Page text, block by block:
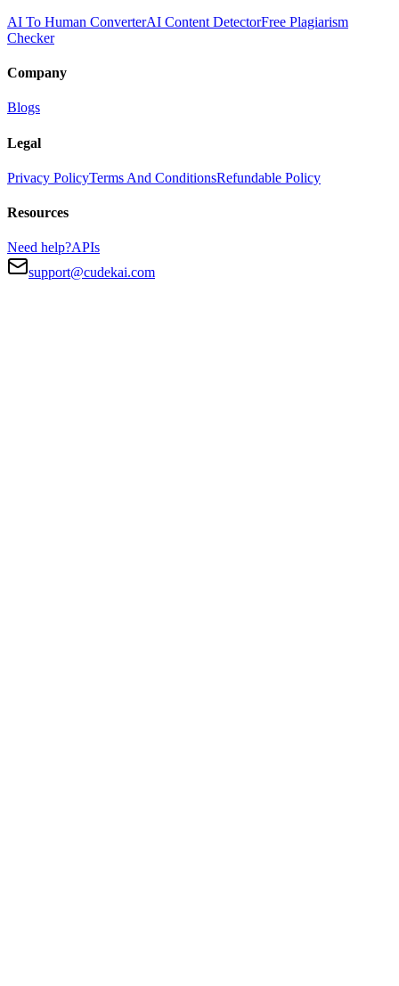
AI To Human ConverterAI Content DetectorFree Plagiarism
Checker
Company
Blogs
Legal
Privacy PolicyTerms And ConditionsRefundable Policy
Resources
Need help?APIs
support@cudekai.com